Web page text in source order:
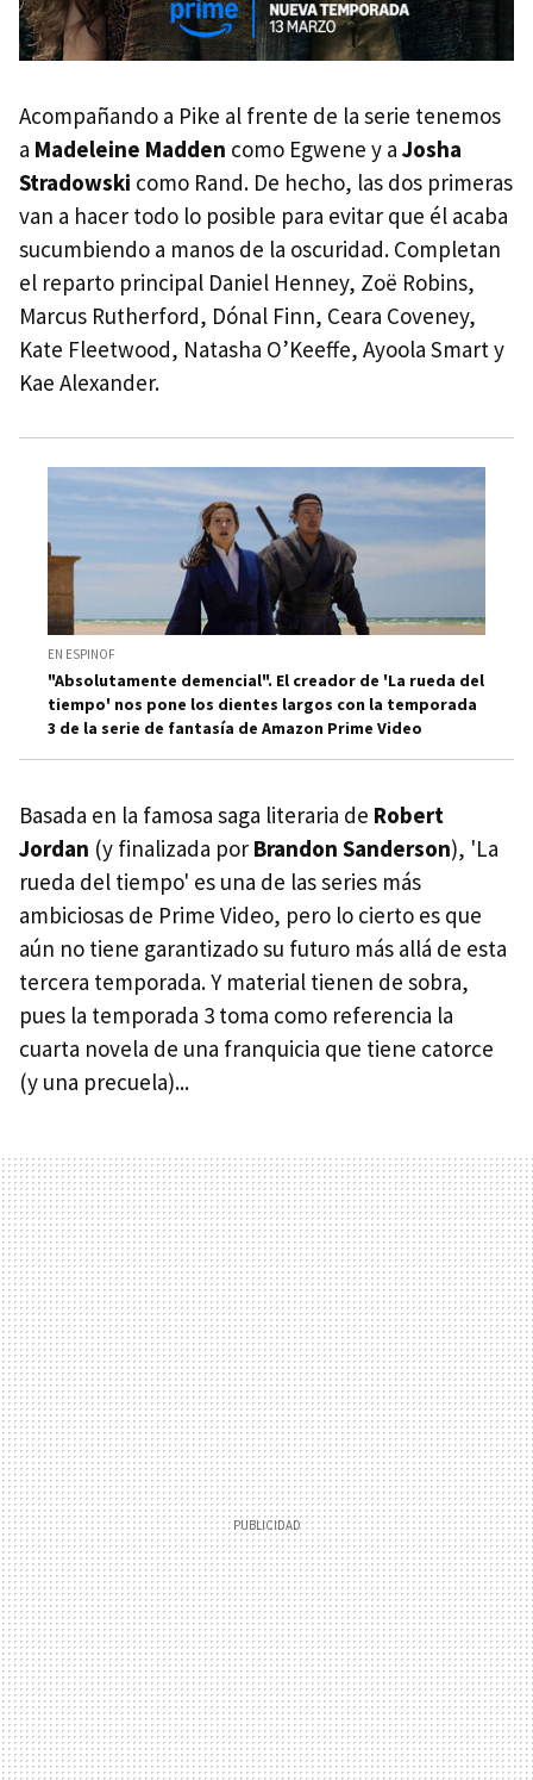
Acompañando a Pike al frente de la serie tenemos
a Madeleine Madden como Egwene y a Josha
Stradowski como Rand. De hecho, las dos primeras
van a hacer todo lo posible para evitar que él acaba
sucumbiendo a manos de la oscuridad. Completan
el reparto principal Daniel Henney, Zoë Robins,
Marcus Rutherford, Dónal Finn, Ceara Coveney,
Kate Fleetwood, Natasha O’Keeffe, Ayoola Smart y
Kae Alexander.
EN ESPINOF
"Absolutamente demencial". El creador de 'La rueda del
tiempo' nos pone los dientes largos con la temporada
3 de la serie de fantasía de Amazon Prime Video
Basada en la famosa saga literaria de Robert
Jordan (y finalizada por Brandon Sanderson), 'La
rueda del tiempo' es una de las series más
ambiciosas de Prime Video, pero lo cierto es que
aún no tiene garantizado su futuro más allá de esta
tercera temporada. Y material tienen de sobra,
pues la temporada 3 toma como referencia la
cuarta novela de una franquicia que tiene catorce
(y una precuela)...